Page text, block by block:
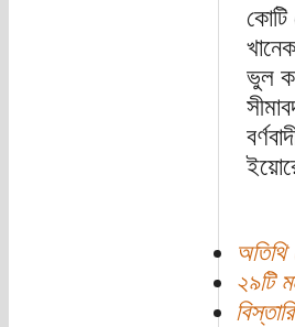
কোটি
ভুল
২৯টি